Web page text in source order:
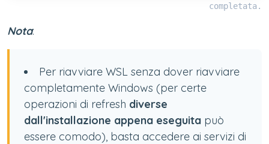
completata.
Nota:
Per riavviare WSL senza dover riavviare
completamente Windows (per certe
operazioni di refresh diverse
dall'installazione appena eseguita può
essere comodo), basta accedere ai servizi di